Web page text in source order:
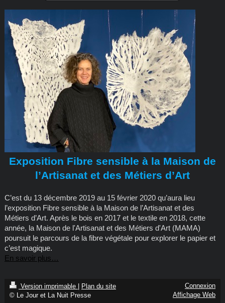
Exposition Fibre sensible à la Maison de
l’Artisanat et des Métiers d’Art
C’est du 13 décembre 2019 au 15 février 2020 qu’aura lieu
l’exposition Fibre sensible à la Maison de l’Artisanat et des
Métiers d’Art. Après le bois en 2017 et le textile en 2018, cette
année, la Maison de l'Artisanat et des Métiers d'Art (MAMA)
poursuit le parcours de la fibre végétale pour explorer le papier et
c’est magique.
En savoir plus…
Version imprimable
Plan du site
© Le Jour et La Nuit Presse
Connexion
Affichage Web